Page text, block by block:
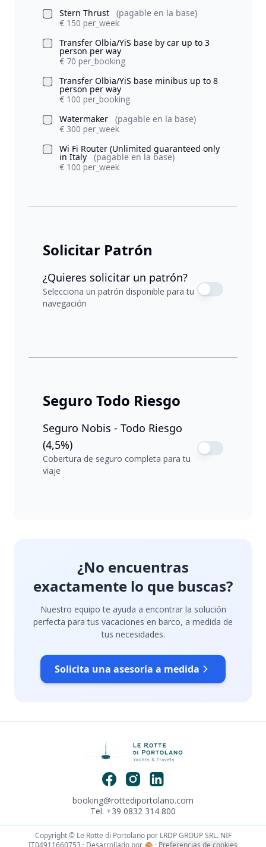
Stern Thrust
(pagable en la base)
€ 150 per_week
Transfer Olbia/YiS base by car up to 3
person per way
€ 70 per_booking
Transfer Olbia/YiS base minibus up to 8
person per way
€ 100 per_booking
Watermaker
(pagable en la base)
€ 300 per_week
Wi Fi Router (Unlimited guaranteed only
in Italy
(pagable en la base)
€ 100 per_week
Solicitar Patrón
¿Quieres solicitar un patrón?
Selecciona un patrón disponible para tu
navegación
Seguro Todo Riesgo
Seguro Nobis - Todo Riesgo
(4,5%)
Cobertura de seguro completa para tu
viaje
¿No encuentras
exactamente lo que buscas?
Nuestro equipo te ayuda a encontrar la solución
perfecta para tus vacaciones en barco, a medida de
tus necesidades.
Solicita una asesoría a medida
booking@rottediportolano.com
Tel. +39 0832 314 800
Copyright © Le Rotte di Portolano por LRDP GROUP SRL. NIF